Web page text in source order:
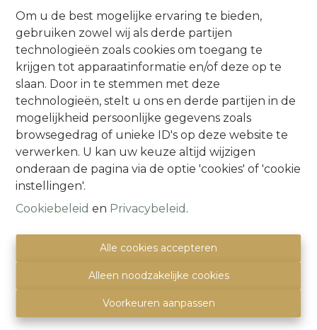
Om u de best mogelijke ervaring te bieden,
gebruiken zowel wij als derde partijen
technologieën zoals cookies om toegang te
krijgen tot apparaatinformatie en/of deze op te
slaan. Door in te stemmen met deze
technologieën, stelt u ons en derde partijen in de
mogelijkheid persoonlijke gegevens zoals
browsegedrag of unieke ID's op deze website te
verwerken. U kan uw keuze altijd wijzigen
onderaan de pagina via de optie 'cookies' of 'cookie
instellingen'.
Cookiebeleid en Privacybeleid .
Alle cookies accepteren
Alleen noodzakelijke cookies
Voorkeuren aanpassen
Te koop Te huur
Contact
Alsembergsesteenweg 259
1501 Halle (Buizingen)
(Parking naast de deur)
Privacy statement
Toezichthoudende autoriteit